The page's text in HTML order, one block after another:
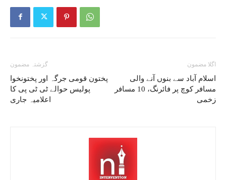
گزشتہ مضمون
پختون قومی جرگہ اور پختونخوا
پولیس حوالے ٹی ٹی پی کا
اعلامیہ جاری
اگلا مضمون
اسلام آباد سے بنوں آنے والی
مسافر کوچ پر فائرنگ، 10 مسافر
زخمی